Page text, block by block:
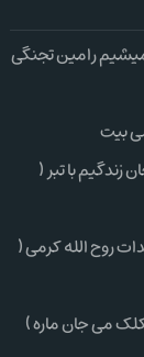
رامین تجنگی
بیت
زندگیم با تبر (
روح الله کرمی (
می جان ماره )